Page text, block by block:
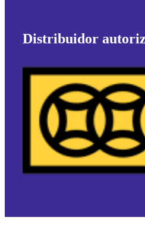
Distribuidor